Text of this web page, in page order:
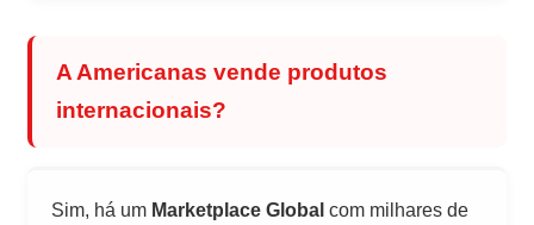
A Americanas vende produtos
internacionais?
Sim, há um Marketplace Global com milhares de